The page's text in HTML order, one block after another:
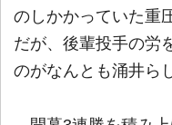
のしかかっていた重
だが、後輩投手の労
のがなんとも涌井ら